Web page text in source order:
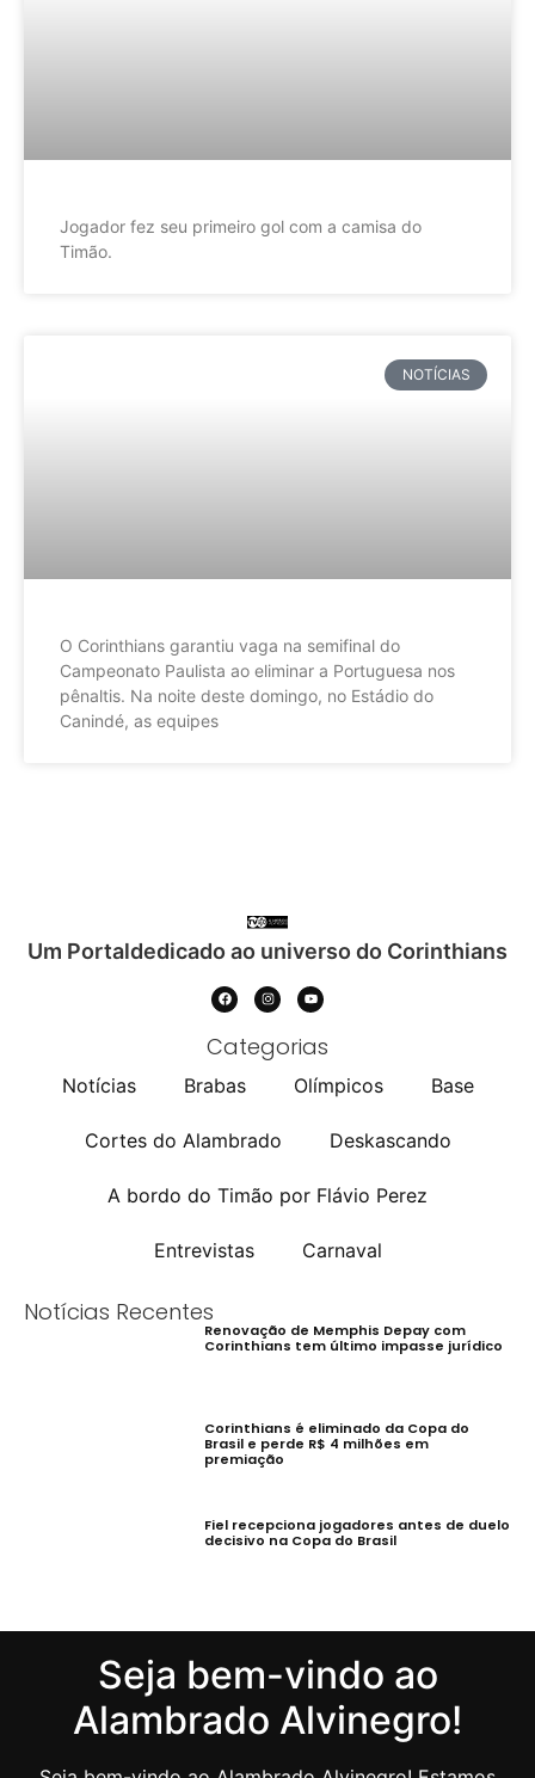
Jogador fez seu primeiro gol com a camisa do
Timão.
NOTÍCIAS
O Corinthians garantiu vaga na semifinal do
Campeonato Paulista ao eliminar a Portuguesa nos
pênaltis. Na noite deste domingo, no Estádio do
Canindé, as equipes
Um Portaldedicado ao universo do Corinthians
Categorias
Notícias Brabas Olímpicos Base
Cortes do Alambrado Deskascando
A bordo do Timão por Flávio Perez
Entrevistas Carnaval
Notícias Recentes
Renovação de Memphis Depay com
Corinthians tem último impasse jurídico
Corinthians é eliminado da Copa do
Brasil e perde R$ 4 milhões em
premiação
Fiel recepciona jogadores antes de duelo
decisivo na Copa do Brasil
Seja bem-vindo ao
Alambrado Alvinegro!